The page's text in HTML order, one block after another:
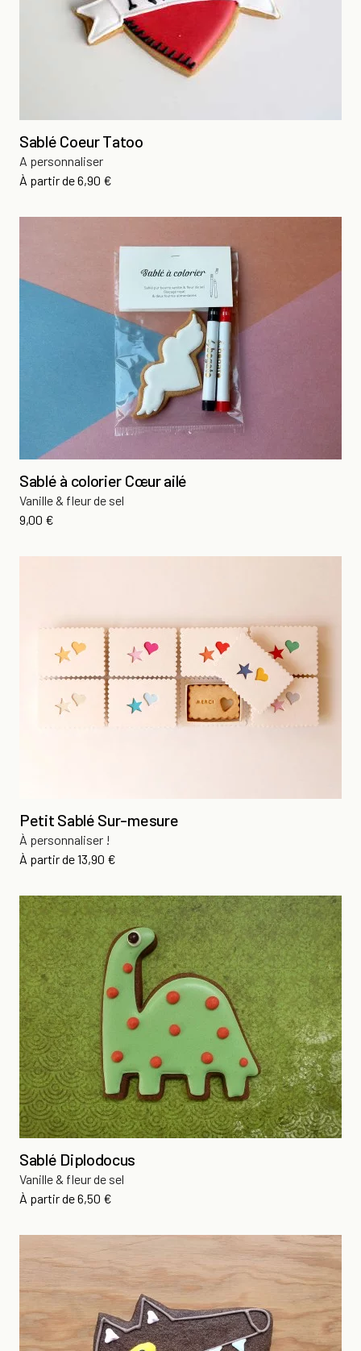
Sablé Coeur Tatoo
A personnaliser
À partir dePrix
6,90 €
Sablé à colorier Cœur ailé
Vanille & fleur de sel
Prix
9,00 €
Petit Sablé Sur-mesure
À personnaliser !
À partir dePrix
13,90 €
Sablé Diplodocus
Vanille & fleur de sel
À partir dePrix
6,50 €